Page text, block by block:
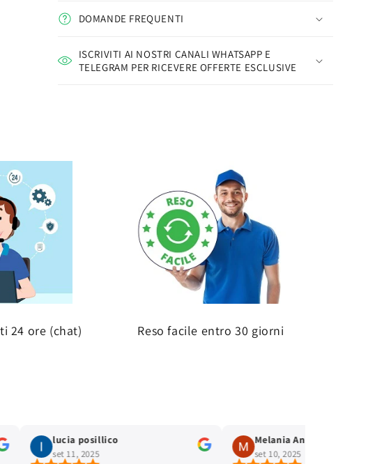
DOMANDE FREQUENTI
ISCRIVITI AI NOSTRI CANALI WHATSAPP E
TELEGRAM PER RICEVERE OFFERTE ESCLUSIVE
24 ore (chat) Reso facile entro 30 giorni
lucia posillico
set 11, 2025 set 10, 2025